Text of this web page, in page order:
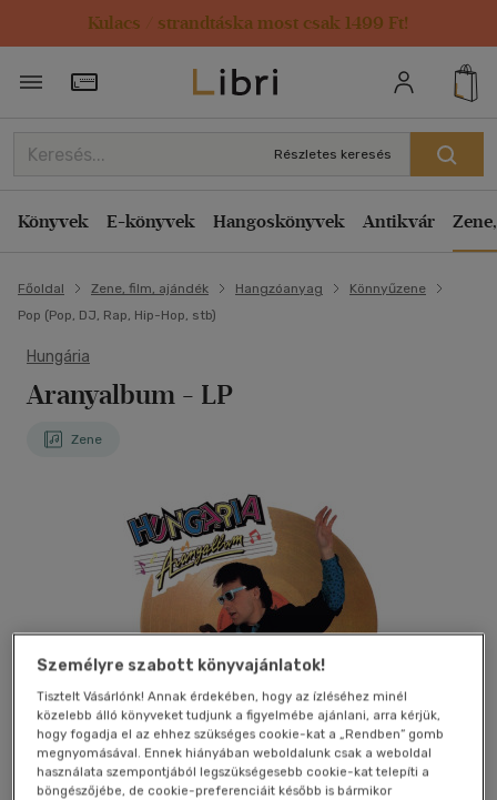
Kulacs / strandtáska most csak 1499 Ft!
Törzsvásárlói Kártya adatai
Részletes keresés
Könyvek E-könyvek Hangoskönyvek Antikvár
Főoldal Zene, film, ajándék Hangzóanyag
Könnyűzene
Pop (Pop, DJ, Rap, Hip-Hop, stb)
Hungária
Aranyalbum - LP
Zene
Személyre szabott könyvajánlatok!
Tisztelt Vásárlónk! Annak érdekében, hogy az ízléséhez minél
közelebb álló könyveket tudjunk a figyelmébe ajánlani, arra kérjük,
hogy fogadja el az ehhez szükséges cookie-kat a „Rendben” gomb
megnyomásával. Ennek hiányában weboldalunk csak a weboldal
használata szempontjából legszükségesebb cookie-kat telepíti a
böngészőjébe, de cookie-preferenciáit később is bármikor